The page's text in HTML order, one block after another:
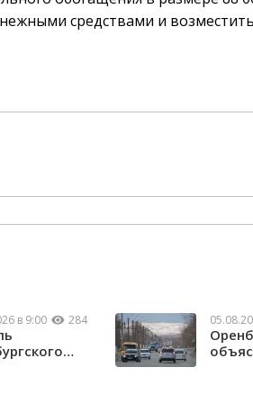
средствами и
в 9:00 284